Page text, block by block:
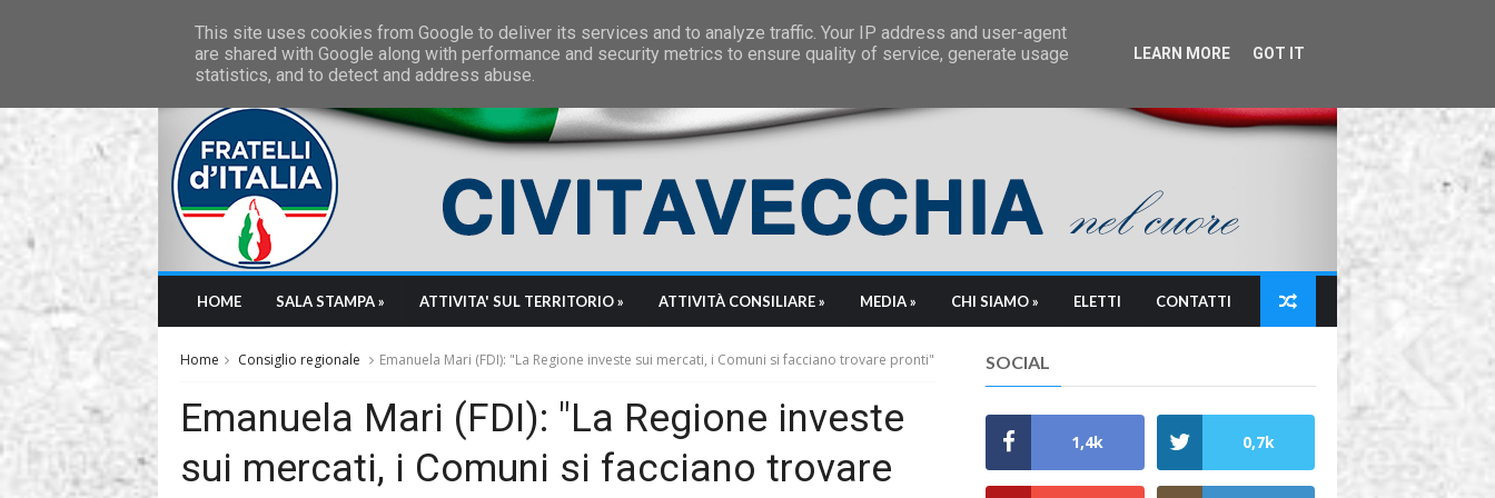
Friday, August 7 2026
HOME SALA STAMPA » ATTIVITA' SUL TERRITORIO » ATTIVITÀ CONSILIARE » MEDIA » CHI SIAMO » ELETTI CONTATTI
Home Consiglio regionale Emanuela Mari (FDI): "La Regione investe sui mercati, i Comuni si facciano trovare pronti"
Emanuela Mari (FDI): "La Regione investe
sui mercati, i Comuni si facciano trovare
SOCIAL
1,4k 0,7k
This site uses cookies from Google to deliver its services and to analyze traffic. Your IP address and user-agent
are shared with Google along with performance and security metrics to ensure quality of service, generate usage
statistics, and to detect and address abuse.
LEARN MORE GOT IT